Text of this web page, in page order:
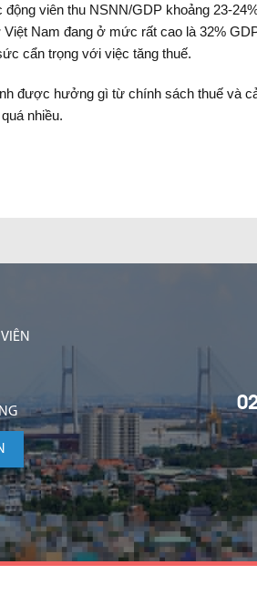
viên thu NSNN/GDP khoảng 23-
Nam đang ở mức rất cao là 32%
cẩn trọng với việc tăng thuế.
được hưởng gì từ chính sách thuế và
nhiều.